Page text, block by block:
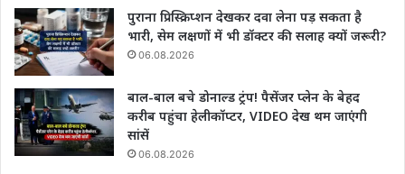
पुराना प्रिस्क्रिप्शन देखकर दवा लेना पड़ सकता है
भारी, सेम लक्षणों में भी डॉक्टर की सलाह क्यों जरूरी?
06.08.2026
बाल-बाल बचे डोनाल्ड ट्रंप! पैसेंजर प्लेन के बेहद
करीब पहुंचा हेलीकॉप्टर, VIDEO देख थम जाएंगी
सांसें
06.08.2026